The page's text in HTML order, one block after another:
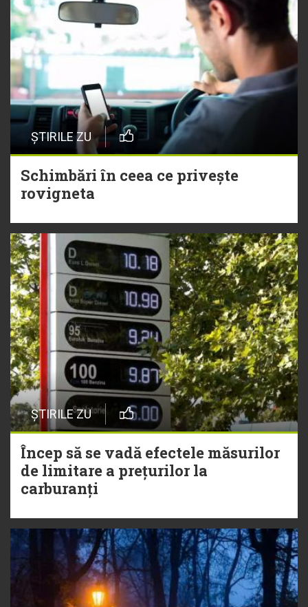
ȘTIRILE ZU
Schimbări în ceea ce privește
rovigneta
ȘTIRILE ZU
Încep să se vadă efectele măsurilor
de limitare a prețurilor la
carburanți